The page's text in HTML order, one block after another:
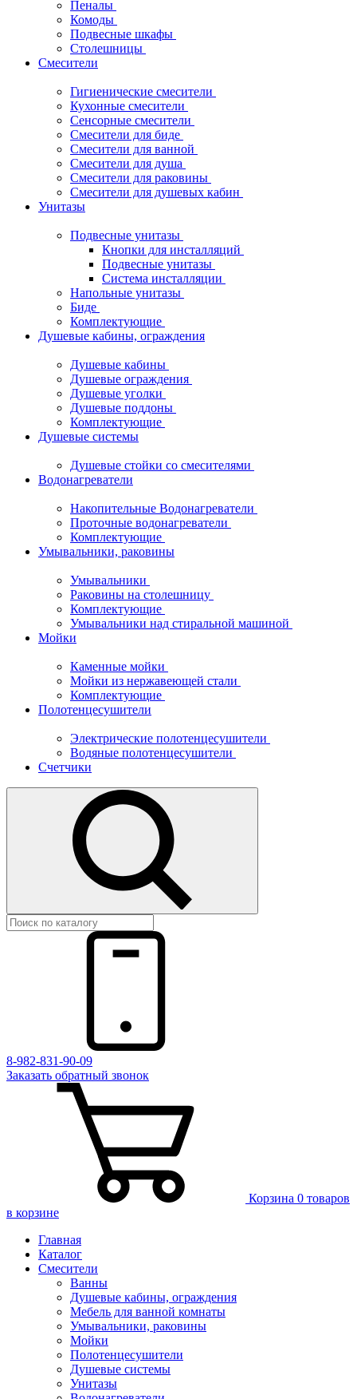
Пеналы
Комоды
Подвесные шкафы
Столешницы
Смесители
Гигиенические смесители
Кухонные смесители
Сенсорные смесители
Смесители для биде
Смесители для ванной
Смесители для душа
Смесители для раковины
Смесители для душевых кабин
Унитазы
Подвесные унитазы
Кнопки для инсталляций
Подвесные унитазы
Система инсталляции
Напольные унитазы
Биде
Комплектующие
Душевые кабины, ограждения
Душевые кабины
Душевые ограждения
Душевые уголки
Душевые поддоны
Комплектующие
Душевые системы
Душевые стойки со смесителями
Водонагреватели
Накопительные Водонагреватели
Проточные водонагреватели
Комплектующие
Умывальники, раковины
Умывальники
Раковины на столешницу
Комплектующие
Умывальники над стиральной машиной
Мойки
Каменные мойки
Мойки из нержавеющей стали
Комплектующие
Полотенцесушители
Электрические полотенцесушители
Водяные полотенцесушители
Счетчики
8-982-831-90-09
Заказать обратный звонок
Корзина 0 товаров
в корзине
Главная
Каталог
Смесители
Ванны
Душевые кабины, ограждения
Мебель для ванной комнаты
Умывальники, раковины
Мойки
Полотенцесушители
Душевые системы
Унитазы